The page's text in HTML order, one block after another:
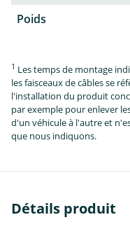
Poids
1 Les temps de montage
les faisceaux de câbles se
l'installation du produit
par exemple pour enlever
d'un véhicule à l'autre et
que nous indiquons.
Détails produit